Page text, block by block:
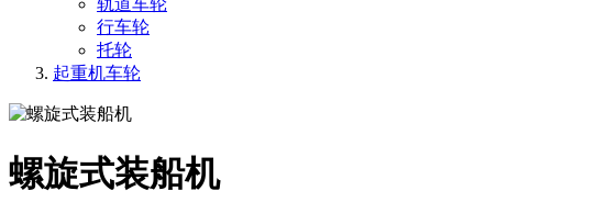
轨道车轮
行车轮
托轮
起重机车轮
螺旋式装船机